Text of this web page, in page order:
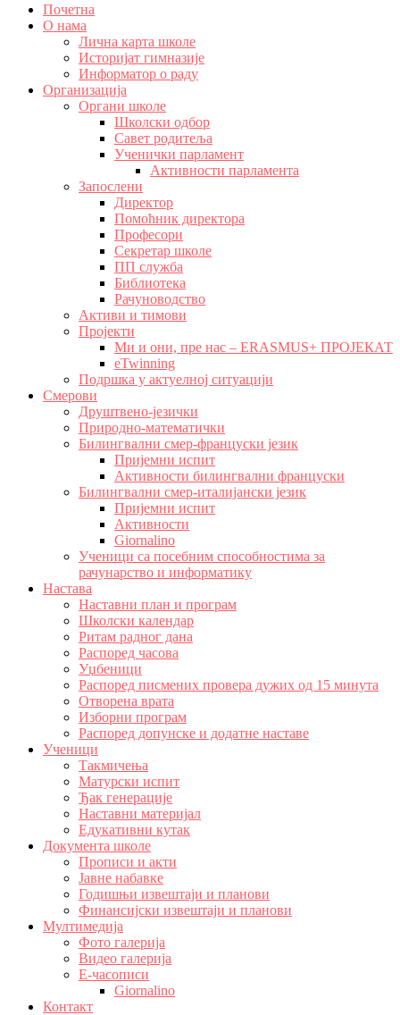
Почетна
О нама
Лична карта школе
Историјат гимназије
Информатор о раду
Организација
Органи школе
Школски одбор
Савет родитеља
Ученички парламент
Активности парламента
Запослени
Директор
Помоћник директора
Професори
Секретар школе
ПП служба
Библиотека
Рачуноводство
Активи и тимови
Пројекти
Ми и они, пре нас – ERASMUS+ ПРОЈЕКАТ
eTwinning
Подршка у актуелној ситуацији
Смерови
Друштвено-језички
Природно-математички
Билингвални смер-француски језик
Пријемни испит
Активности билингвални француски
Билингвални смер-италијански језик
Пријемни испит
Активности
Giornalino
Ученици са посебним способностима за
рачунарство и информатику
Настава
Наставни план и програм
Школски календар
Ритам радног дана
Распоред часова
Уџбеници
Распоред писмених провера дужих од 15 минута
Отворена врата
Изборни програм
Распоред допунске и додатне наставе
Ученици
Такмичења
Матурски испит
Ђак генерације
Наставни материјал
Едукативни кутак
Документа школе
Прописи и акти
Јавне набавке
Годишњи извештаји и планови
Финансијски извештаји и планови
Мултимедија
Фото галерија
Видео галерија
Е-часописи
Giornalino
Контакт